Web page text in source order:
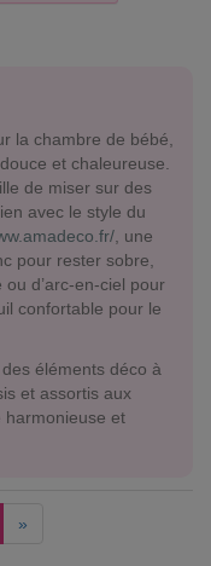
la chambre de bébé,
et chaleureuse.
de miser sur des
avec le style du
, une
pour rester sobre,
d’arc-en-ciel pour
confortable pour le
éléments déco à
et assortis aux
harmonieuse et
»